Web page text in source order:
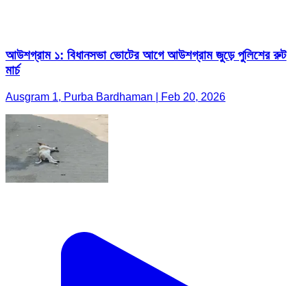
আউশগ্রাম ১: বিধানসভা ভোটের আগে আউশগ্রাম জুড়ে পুলিশের রুট
মার্চ
Ausgram 1, Purba Bardhaman | Feb 20, 2026